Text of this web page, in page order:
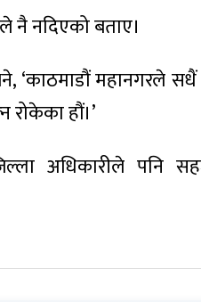
नै नदिएको बताए।
‘काठमाडौं महानगरले सधैं
रोकेका हौं।’
अधिकारीले पनि